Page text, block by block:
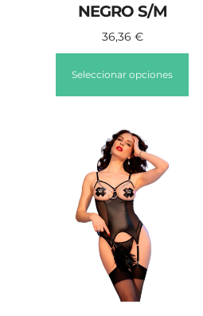
NEGRO S/M
36,36 €
Seleccionar opciones